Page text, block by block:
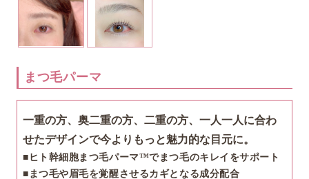
まつ毛パーマ
一重の方、奥二重の方、二重の方、 一人一人に合わ
せたデザインで今よりもっと魅力的な目元に。
■ヒト幹細胞まつ毛パーマ™でまつ毛のキレイをサポート
■まつ毛や眉毛を覚醒させるカギとなる成分配合